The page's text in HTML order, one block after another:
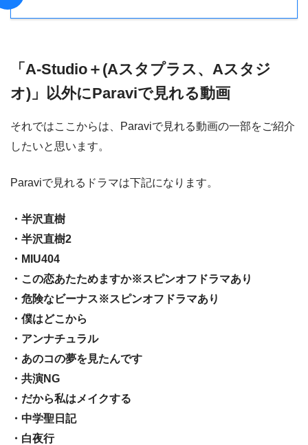
「A-Studio＋(Aスタプラス、Aスタジ
オ)」以外にParaviで見れる動画
それではここからは、Paraviで見れる動画の一部をご紹介
したいと思います。
Paraviで見れるドラマは下記になります。
・半沢直樹
・半沢直樹2
・MIU404
・この恋あたためますか※スピンオフドラマあり
・危険なビーナス※スピンオフドラマあり
・僕はどこから
・アンナチュラル
・あのコの夢を見たんです
・共演NG
・だから私はメイクする
・中学聖日記
・白夜行